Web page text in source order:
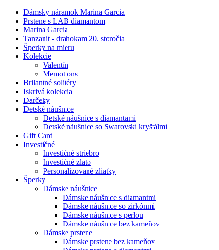
Dámsky náramok Marina Garcia
Prstene s LAB diamantom
Marina Garcia
Tanzanit - drahokam 20. storočia
Šperky na mieru
Kolekcie
Valentín
Memotions
Brilantné solitéry
Iskrivá kolekcia
Darčeky
Detské náušnice
Detské náušnice s diamantami
Detské náušnice so Swarovski kryštálmi
Gift Card
Investičné
Investičné striebro
Investičné zlato
Personalizované zliatky
Šperky
Dámske náušnice
Dámske náušnice s diamantmi
Dámske náušnice so zirkónmi
Dámske náušnice s perlou
Dámske náušnice bez kameňov
Dámske prstene
Dámske prstene bez kameňov